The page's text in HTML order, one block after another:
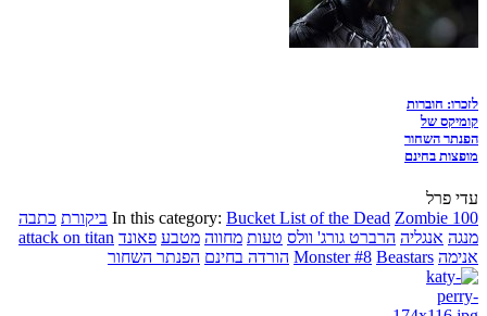
לזכרו: חוברות
קומיקס של
הפנתר השחור
מופצות בחינם
עדי פרל
In this category: Bucket List of the Dead Zombie 100 ביקורת כתבה
מנגה אנגליה הרברט גורג' וולס טעות מחווה מטבע פאונד attack on titan
אנימה
Monster #8 Beastars הורדה בחינם הפנתר השחור